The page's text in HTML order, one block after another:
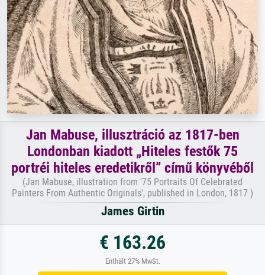
Jan Mabuse, illusztráció az 1817-ben
Londonban kiadott „Hiteles festők 75
portréi hiteles eredetikről” című könyvéből
(Jan Mabuse, illustration from '75 Portraits Of Celebrated
Painters From Authentic Originals', published in London, 1817 )
James Girtin
€ 163.26
Enthält 27% MwSt.